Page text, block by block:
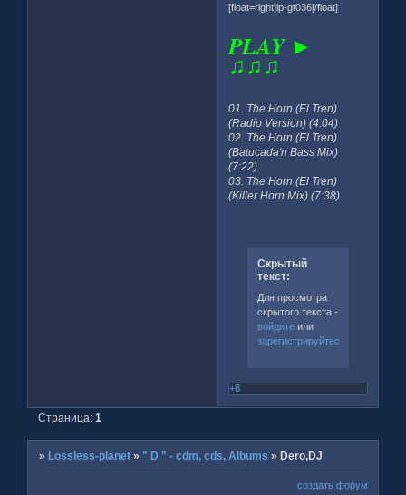
[float=right]lp-gt036[/float]
PLAY ►
♫♫♫
01. The Horn (El Tren)
(Radio Version) (4:04)
02. The Horn (El Tren)
(Batucada'n Bass Mix)
(7:22)
03. The Horn (El Tren)
(Killer Horn Mix) (7:38)
Скрытый
текст:
Для просмотра
скрытого текста -
войдитеили
зарегистрируйтесь
+8
Страница:1
» Lossless-planet » " D " - cdm, cds, Albums » Dero,DJ
создать форум